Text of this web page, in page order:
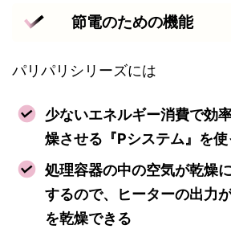
節電のための機能
パリパリシリーズには
少ないエネルギー消費で効
燥させる『Pシステム』を
処理容器の中の空気が乾燥
するので、ヒーターの出力
を乾燥できる